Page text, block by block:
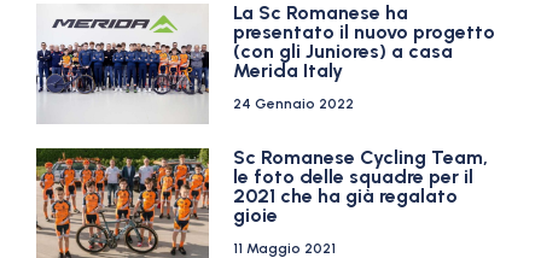
La Sc Romanese ha
presentato il nuovo progetto
(con gli Juniores) a casa
Merida Italy
24 Gennaio 2022
Sc Romanese Cycling Team,
le foto delle squadre per il
2021 che ha già regalato
gioie
11 Maggio 2021